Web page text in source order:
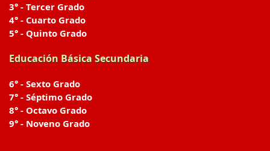
3° - Tercer Grado
4° - Cuarto Grado
5° - Quinto Grado
Educación Básica Secundaria
6° - Sexto Grado
7° - Séptimo Grado
8° - Octavo Grado
9° - Noveno Grado